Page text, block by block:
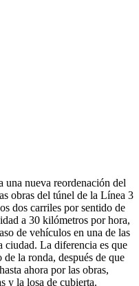
una nueva reordenación del
obras del túnel de la Línea 3
dos carriles por sentido de
a 30 kilómetros por hora,
de vehículos en una de las
ciudad. La diferencia es que
la ronda, después de que
ahora por las obras,
y la losa de cubierta.